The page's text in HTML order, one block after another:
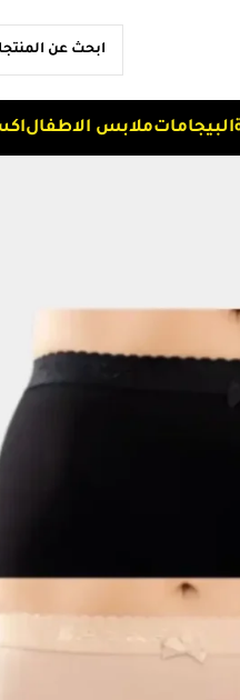
البيجاماتملابس الاطفال